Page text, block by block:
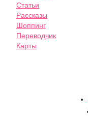
Статьи
Рассказы
Шоппинг
Переводчик
Карты